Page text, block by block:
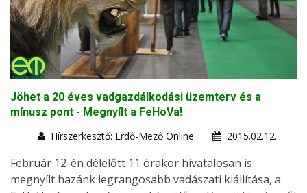
Jöhet a 20 éves vadgazdálkodási üzemterv és a
mínusz pont - Megnyílt a FeHoVa!
Hírszerkesztő: Erdő-Mező Online
2015.02.12.
Február 12-én délelőtt 11 órakor hivatalosan is
megnyílt hazánk legrangosabb vadászati kiállítása, a